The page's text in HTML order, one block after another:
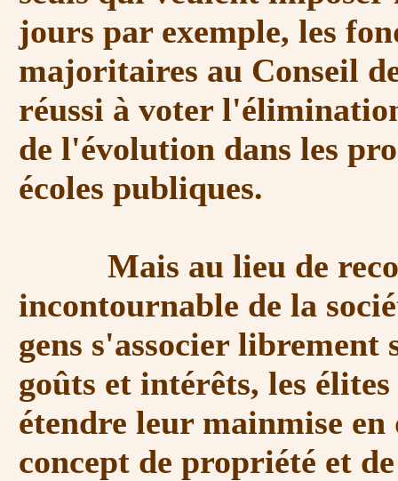
jours par exemple, les
majoritaires au Conseil
réussi à voter
de l'évolution dans les
écoles publiques.
Mais au lieu de
incontournable de la
gens s'associer librement
goûts et intérêts, les
étendre leur mainmise
concept de propriété et